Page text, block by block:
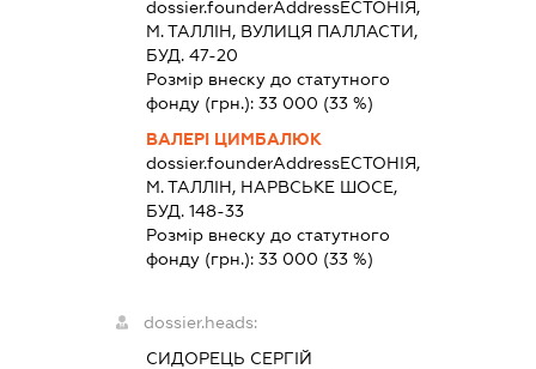
dossier.founderAddressЕСТОНІЯ,
М. ТАЛЛІН, ВУЛИЦЯ ПАЛЛАСТИ,
БУД. 47-20
Розмір внеску до статутного
фонду (грн.): 33 000 (33 %)
ВАЛЕРІ ЦИМБАЛЮК
dossier.founderAddressЕСТОНІЯ,
М. ТАЛЛІН, НАРВСЬКЕ ШОСЕ,
БУД. 148-33
Розмір внеску до статутного
фонду (грн.): 33 000 (33 %)
dossier.heads:
СИДОРЕЦЬ СЕРГІЙ